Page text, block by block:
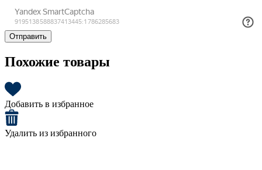
Отправить
Похожие товары
Добавить в избранное
Удалить из избранного